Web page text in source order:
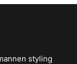
styling